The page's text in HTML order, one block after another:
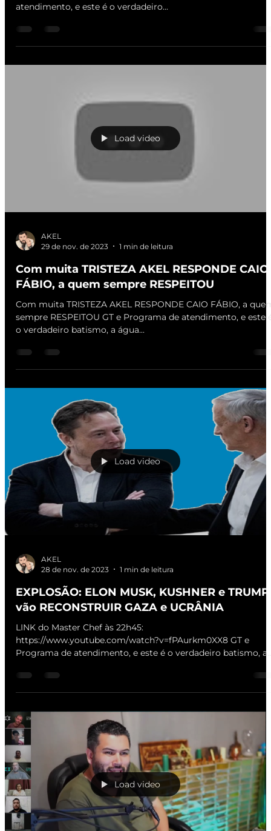
atendimento, e este é o verdadeiro...
Load video
AKEL
29 de nov. de 2023
1 min de leitura
Com muita TRISTEZA AKEL RESPONDE CAIO
FÁBIO, a quem sempre RESPEITOU
Com muita TRISTEZA AKEL RESPONDE CAIO FÁBIO, a
sempre RESPEITOU GT e Programa de atendimento, e este
o verdadeiro batismo, a água...
Load video
AKEL
28 de nov. de 2023
1 min de leitura
EXPLOSÃO: ELON MUSK, KUSHNER e TRUMP
vão RECONSTRUIR GAZA e UCRÂNIA
LINK do Master Chef às 22h45:
https://www.youtube.com/watch?v=fPAurkm0XX8 GT e
Programa de atendimento, e este é o verdadeiro batismo,
Load video